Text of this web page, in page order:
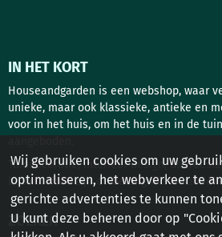
IN HET KORT
Houseandgarden is een webshop, waar
unieke, maar ook klassieke, antieke en
voor in het huis, om het huis en in de
Tuindecoratie, interieur design,
bouwstoffen zijn de belangrijkste
ZOEKEN
Wij gebruiken cookies om uw
optimaliseren, het webverkeer te
gerichte advertenties te kunnen
U kunt deze beheren door op